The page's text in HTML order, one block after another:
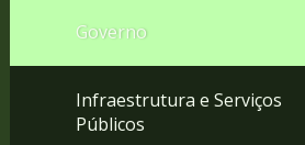
Governo
Infraestrutura e Serviços
Públicos